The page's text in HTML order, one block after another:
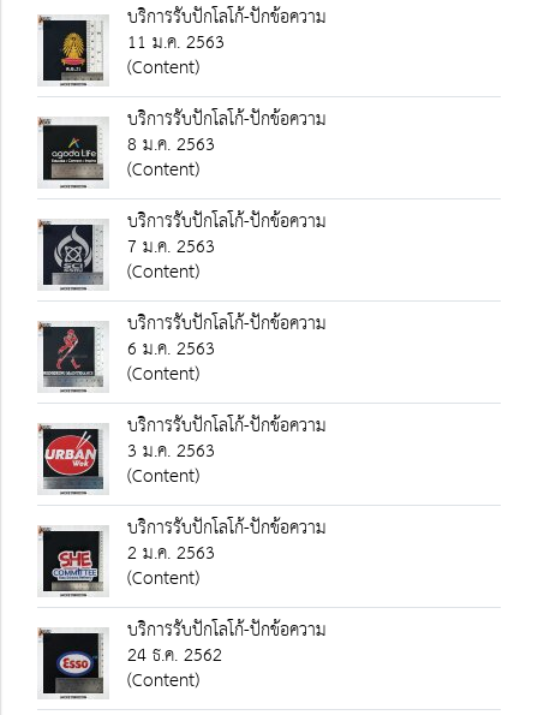
บริการรับปักโลโก้-ปักข้อความ
11 ม.ค. 2563
(Content)
บริการรับปักโลโก้-ปักข้อความ
8 ม.ค. 2563
(Content)
บริการรับปักโลโก้-ปักข้อความ
7 ม.ค. 2563
(Content)
บริการรับปักโลโก้-ปักข้อความ
6 ม.ค. 2563
(Content)
บริการรับปักโลโก้-ปักข้อความ
3 ม.ค. 2563
(Content)
บริการรับปักโลโก้-ปักข้อความ
2 ม.ค. 2563
(Content)
บริการรับปักโลโก้-ปักข้อความ
24 ธ.ค. 2562
(Content)